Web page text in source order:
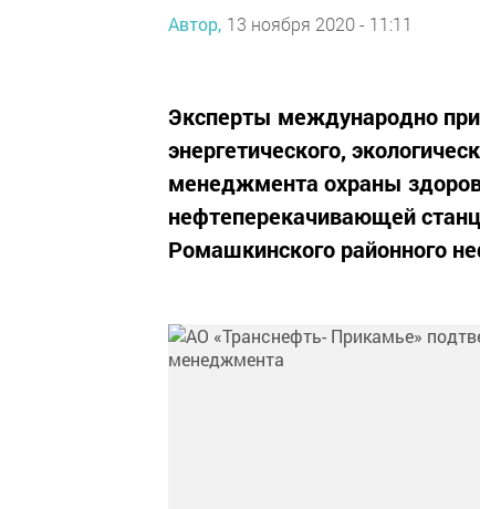
Автор, 13 ноября 2020 - 11:11
Эксперты международно
энергетического,
менеджмента охраны
нефтеперекачивающей
Ромашкинского районного